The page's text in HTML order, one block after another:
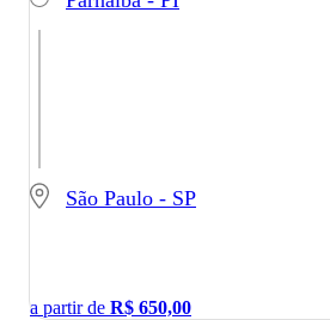
São Paulo - SP
a partir de R$ 650,00